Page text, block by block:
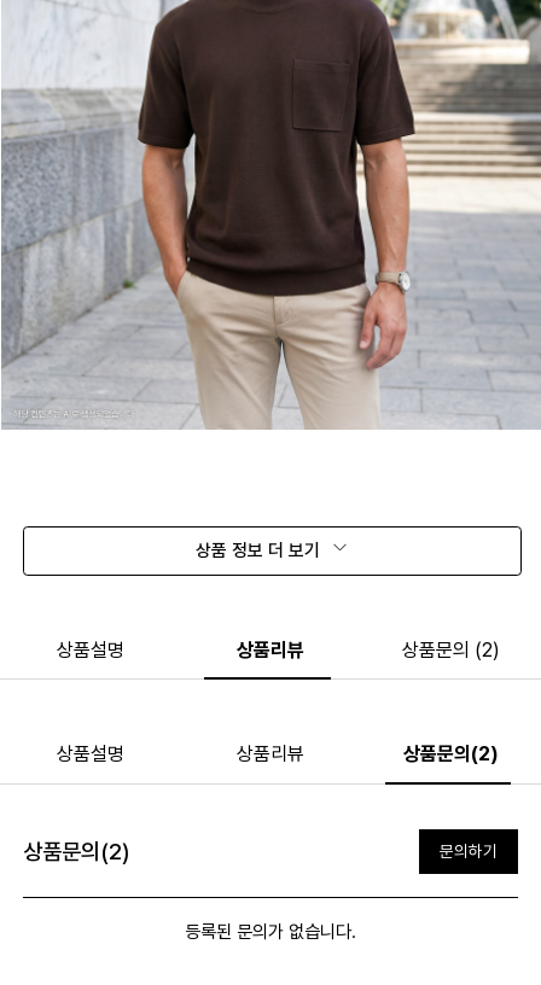
상품 정보 더 보기
상품설명 상품리뷰 상품문의 (2)
상품설명 상품리뷰 상품문의(2)
상품문의(2) 문의하기
등록된 문의가 없습니다.